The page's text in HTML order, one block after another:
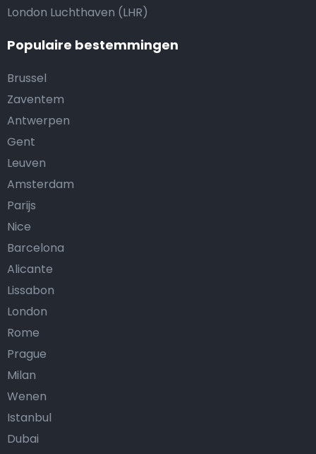
London Luchthaven (LHR)
Populaire bestemmingen
Brussel
Zaventem
Antwerpen
Gent
Leuven
Amsterdam
Parijs
Nice
Barcelona
Alicante
Lissabon
London
Rome
Prague
Milan
Wenen
Istanbul
Dubai